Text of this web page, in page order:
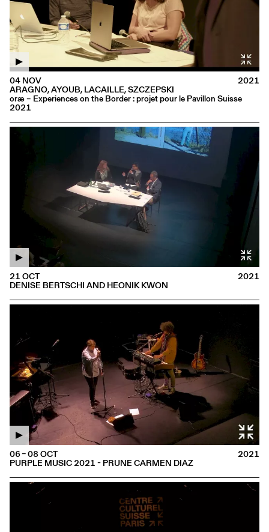
ARAGNO, AYOUB, LACAILLE, SZCZEPSKI
oræ – Experiences on the Border : projet pour le Pavillon Suisse
2021
04 NOV 2021
DENISE BERTSCHI AND HEONIK KWON
21 OCT 2021
PURPLE MUSIC 2021 - PRUNE CARMEN DIAZ
06 – 08 OCT 2021